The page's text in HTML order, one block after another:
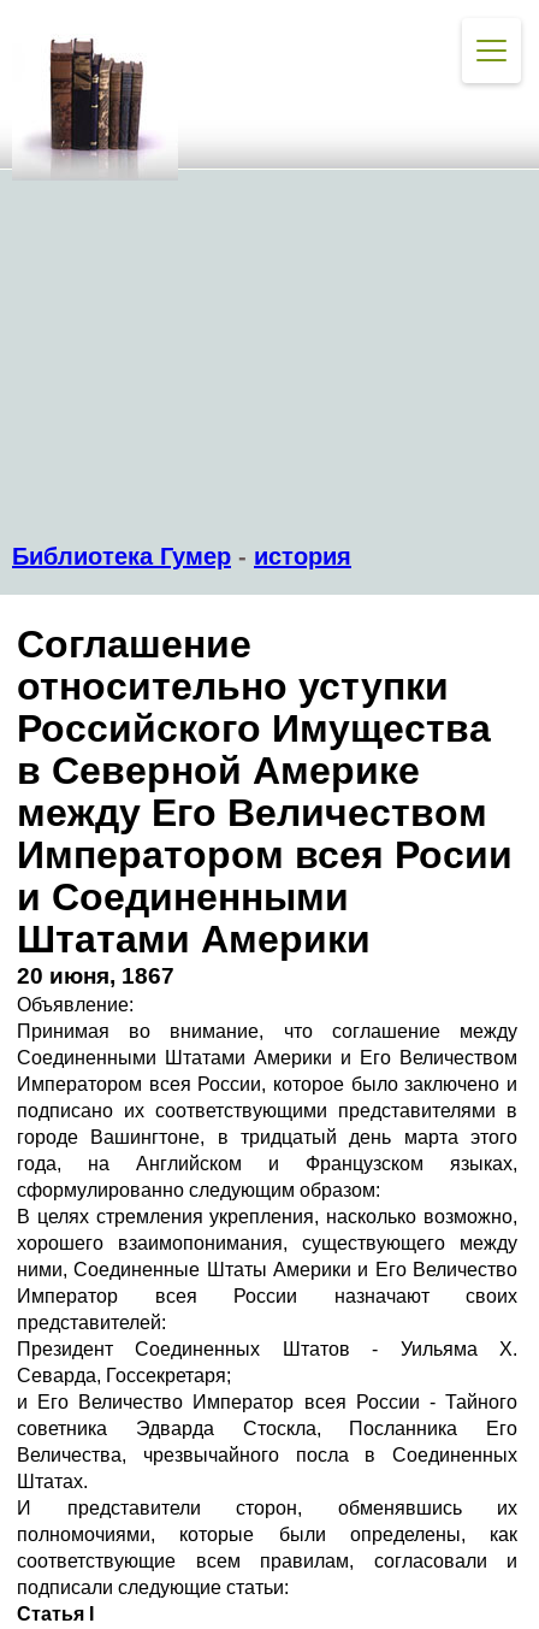
Библиотека Гумер - история
Соглашение
относительно уступки
Российского Имущества
в Северной Америке
между Его Величеством
Императором всея Росии
и Соединенными
Штатами Америки
20 июня, 1867
Объявление:
Принимая во внимание, что соглашение между
Соединенными Штатами Америки и Его Величеством
Императором всея России, которое было заключено и
подписано их соответствующими представителями в
городе Вашингтоне, в тридцатый день марта этого
года, на Английском и Французском языках,
сформулированно следующим образом:
В целях стремления укрепления, насколько возможно,
хорошего взаимопонимания, существующего между
ними, Соединенные Штаты Америки и Его Величество
Император всея России назначают своих
представителей:
Президент Соединенных Штатов - Уильяма Х.
Севарда, Госсекретаря;
и Его Величество Император всея России - Тайного
советника Эдварда Стоскла, Посланника Его
Величества, чрезвычайного посла в Соединенных
Штатах.
И представители сторон, обменявшись их
полномочиями, которые были определены, как
соответствующие всем правилам, согласовали и
подписали следующие статьи:
Статья I